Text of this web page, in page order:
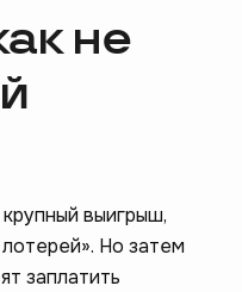
не
выигрыш,
Но затем
заплатить